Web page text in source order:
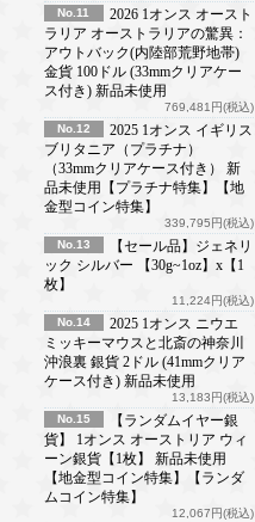
No.11
2026 1オンス オースト
ラリア オーストラリアの驚異：
アウトバック(内陸部荒野地帯)
金貨 100ドル (33mmクリアケー
ス付き) 新品未使用
769,481円(税込)
No.12
2025 1オンス イギリス
ブリタニア（プラチナ）
（33mmクリアケース付き） 新
品未使用【プラチナ特集】【地
金型コイン特集】
339,795円(税込)
No.13
【セール品】ジェネリ
ック シルバー 【30g~1oz】x【1
枚】
11,224円(税込)
No.14
2025 1オンス ニウエ
ミッキーマウスと北斎の神奈川
沖浪裏 銀貨 2ドル (41mmクリア
ケース付き) 新品未使用
13,183円(税込)
No.15
【ランダムイヤー銀
貨】 1オンス オーストリア ウィ
ーン銀貨【1枚】 新品未使用
【地金型コイン特集】【ランダ
ムコイン特集】
12,067円(税込)